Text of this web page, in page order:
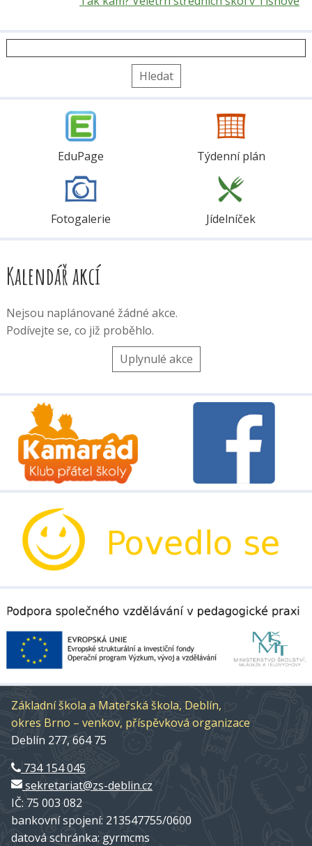
EduPage Týdenní plán
Fotogalerie Jídelníček
Kalendář akcí
Nejsou naplánované žádné akce.
Podívejte se, co již proběhlo.
Uplynulé akce
Základní škola a Mateřská škola, Deblín,
okres Brno – venkov, příspěvková organizace
Deblín 277, 664 75
734 154 045
sekretariat@zs-deblin.cz
IČ: 75 003 082
bankovní spojení: 213547755/0600
datová schránka: gyrmcms